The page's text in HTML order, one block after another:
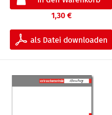
1,30 €